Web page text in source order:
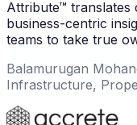
Attribute™ translates
business-centric
teams to take true
Balamurugan
Infrastructure,